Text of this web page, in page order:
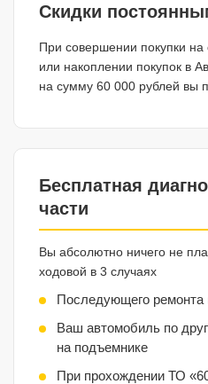
Скидки
При совершении покупки
или накоплении покупок в
на сумму 60 000 рублей вы
Бесплатная
части
Вы абсолютно ничего не
ходовой в 3 случаях
Последующего ремонта
Ваш автомобиль по
на подъемнике
При прохождении ТО